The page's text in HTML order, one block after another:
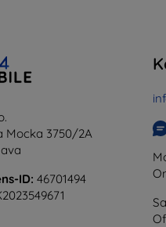
Mocka 3750/2A
ID: 46701494